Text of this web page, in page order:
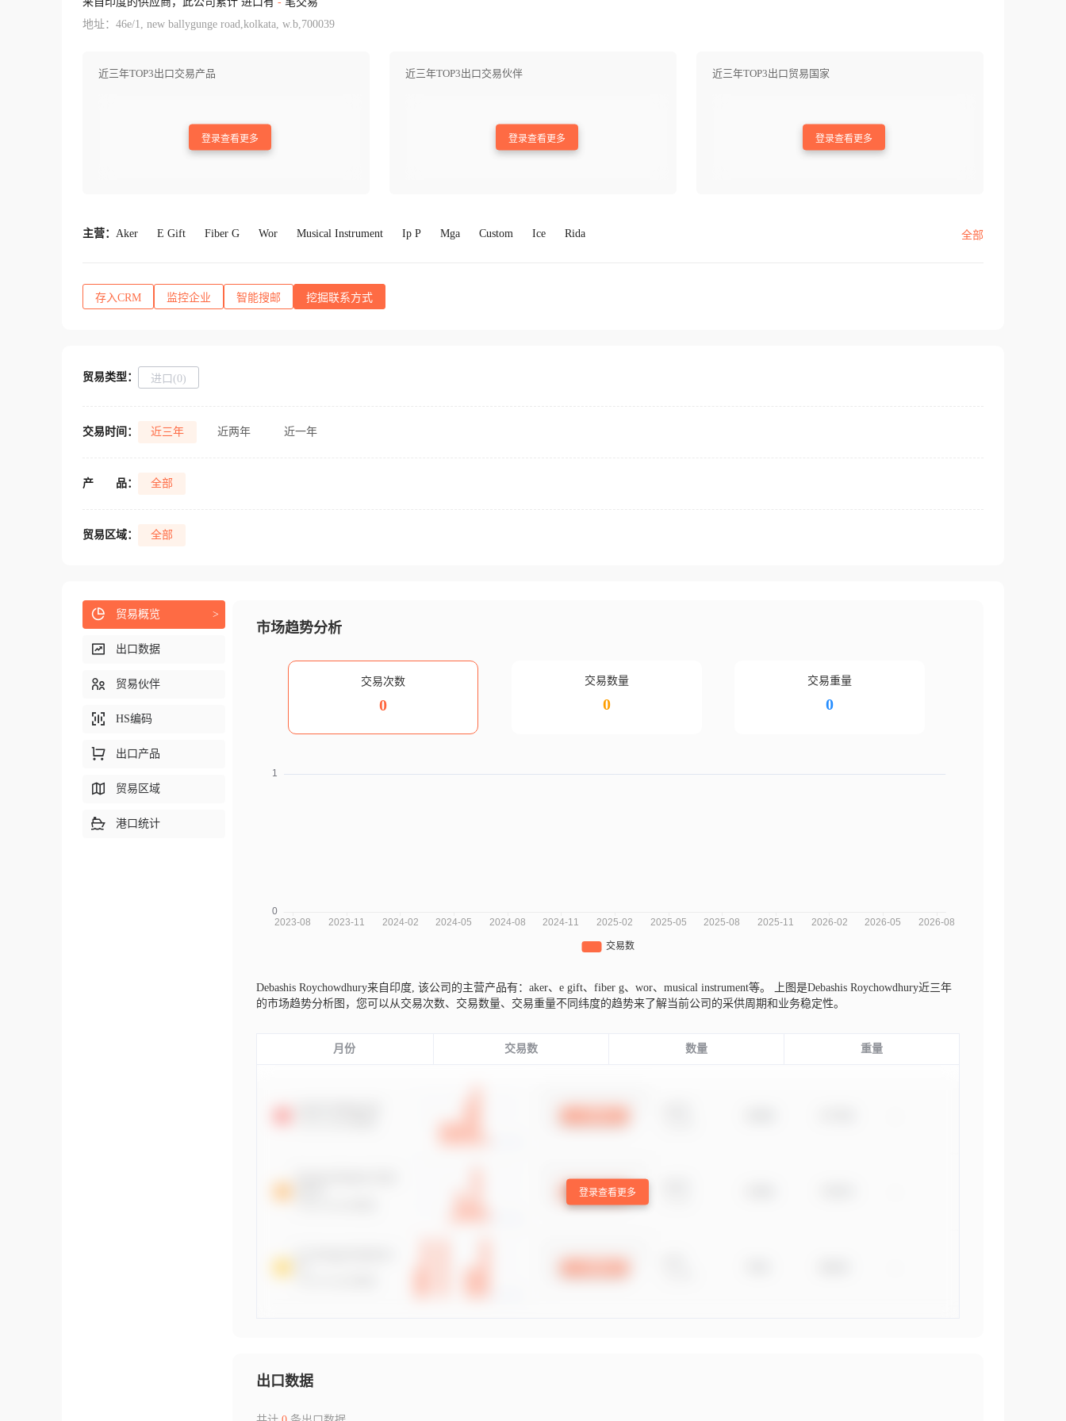
地址：46e/1, new ballygunge road,kolkata, w.b,700039
近三年TOP3出口交易产品
登录查看更多
近三年TOP3出口交易伙伴
登录查看更多
近三年TOP3出口贸易国家
登录查看更多
主营： Aker E Gift Fiber G Wor Musical Instrument Ip P Mga Custom Ice Rida 全部
存入CRM 监控企业 智能搜邮 挖掘联系方式
贸易类型： 进口(0)
交易时间： 近三年 近两年 近一年
产 品： 全部
贸易区域： 全部
市场趋势分析
交易次数
0
交易数量
0
交易重量
0
Debashis Roychowdhury来自印度, 该公司的主营产品有：aker、e gift、fiber g、wor、musical instrument等。
上图是Debashis Roychowdhury近三年
的市场趋势分析图，您可以从交易次数、交易数量、交易重量不同纬度的趋势来了解当前公司的采供周期和业务稳定性。
月份 交易数 数量 重量
登录查看更多
出口数据
贸易概览 >
出口数据
贸易伙伴
HS编码
出口产品
贸易区域
港口统计